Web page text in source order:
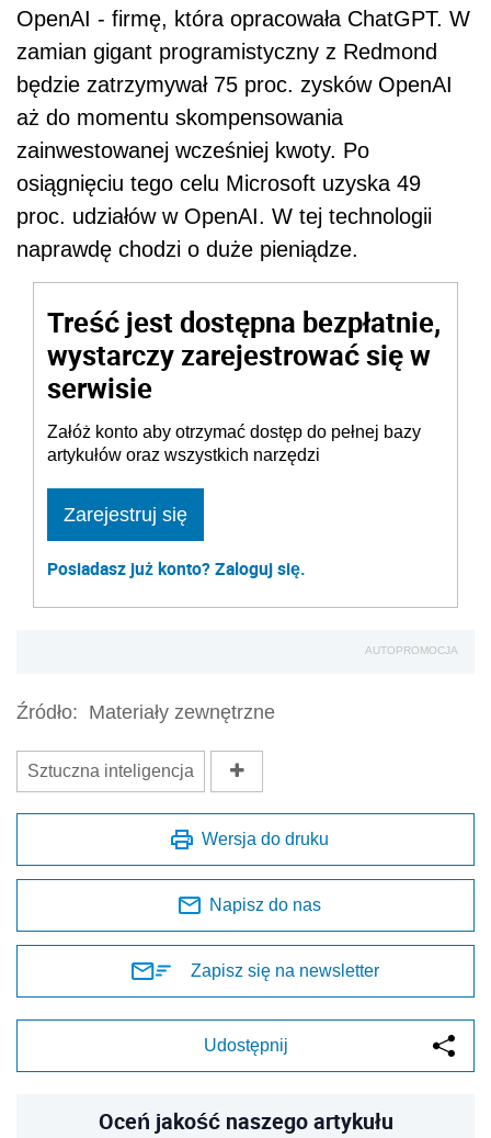
OpenAI - firmę, która opracowała ChatGPT. W
zamian gigant programistyczny z Redmond
będzie zatrzymywał 75 proc. zysków OpenAI
aż do momentu skompensowania
zainwestowanej wcześniej kwoty. Po
osiągnięciu tego celu Microsoft uzyska 49
proc. udziałów w OpenAI. W tej technologii
naprawdę chodzi o duże pieniądze.
Treść jest dostępna bezpłatnie,
wystarczy zarejestrować się w
serwisie
Załóż konto aby otrzymać dostęp do pełnej bazy
artykułów oraz wszystkich narzędzi
Zarejestruj się
Posiadasz już konto? Zaloguj się.
AUTOPROMOCJA
Źródło: Materiały zewnętrzne
Sztuczna inteligencja
Wersja do druku
Napisz do nas
Zapisz się na newsletter
Udostępnij
Oceń jakość naszego artykułu